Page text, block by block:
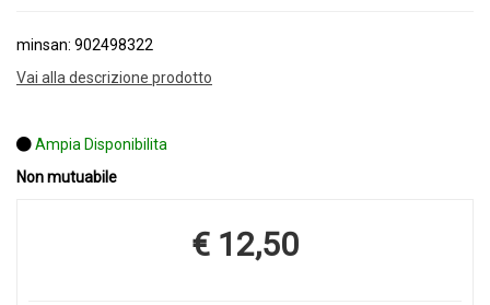
minsan: 902498322
Vai alla descrizione prodotto
Ampia Disponibilita
Non mutuabile
Prezzo
€ 12,50